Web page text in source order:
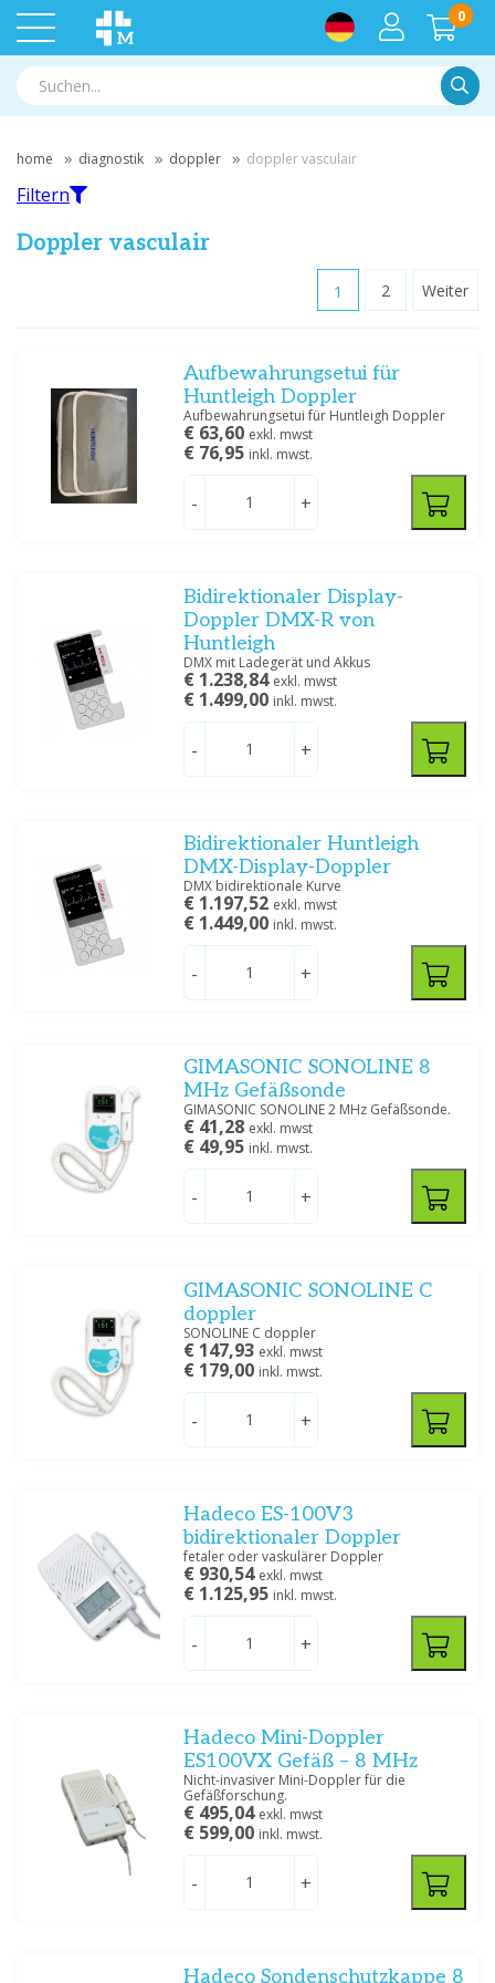
0
home diagnostik doppler doppler vasculair
Nach Marke filtern
Hadeco
(6)
Huntleigh
Medische Vakhandel(5)
Filtern
Filtern
Doppler vasculair
1 2 Weiter
Aufbewahrungsetui für
Huntleigh Doppler
Aufbewahrungsetui für Huntleigh Doppler
€ 63,60 exkl. mwst
€ 76,95 inkl. mwst.
- +
Bidirektionaler Display-
Doppler DMX-R von
Huntleigh
DMX mit Ladegerät und Akkus
€ 1.238,84 exkl. mwst
€ 1.499,00 inkl. mwst.
- +
Bidirektionaler Huntleigh
DMX-Display-Doppler
DMX bidirektionale Kurve
€ 1.197,52 exkl. mwst
€ 1.449,00 inkl. mwst.
- +
GIMASONIC SONOLINE 8
MHz Gefäßsonde
GIMASONIC SONOLINE 2 MHz Gefäßsonde.
€ 41,28 exkl. mwst
€ 49,95 inkl. mwst.
- +
GIMASONIC SONOLINE C
doppler
SONOLINE C doppler
€ 147,93 exkl. mwst
€ 179,00 inkl. mwst.
- +
Hadeco ES-100V3
bidirektionaler Doppler
fetaler oder vaskulärer Doppler
€ 930,54 exkl. mwst
€ 1.125,95 inkl. mwst.
- +
Hadeco Mini-Doppler
ES100VX Gefäß – 8 MHz
Nicht-invasiver Mini-Doppler für die
Gefäßforschung.
€ 495,04 exkl. mwst
€ 599,00 inkl. mwst.
- +
Hadeco Sondenschutzkappe 8